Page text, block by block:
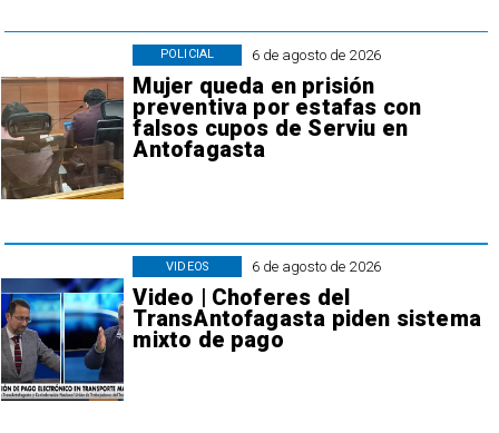
6 de agosto de 2026
Mujer queda en prisión
preventiva por estafas con
falsos cupos de Serviu en
Antofagasta
POLICIAL
6 de agosto de 2026
Video | Choferes del
TransAntofagasta piden sistema
mixto de pago
VIDEOS